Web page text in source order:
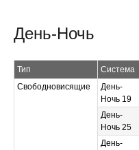
День-Ночь
Тип Система
Свободновисящие
День-
Ночь 19
День-
Ночь 25
День-